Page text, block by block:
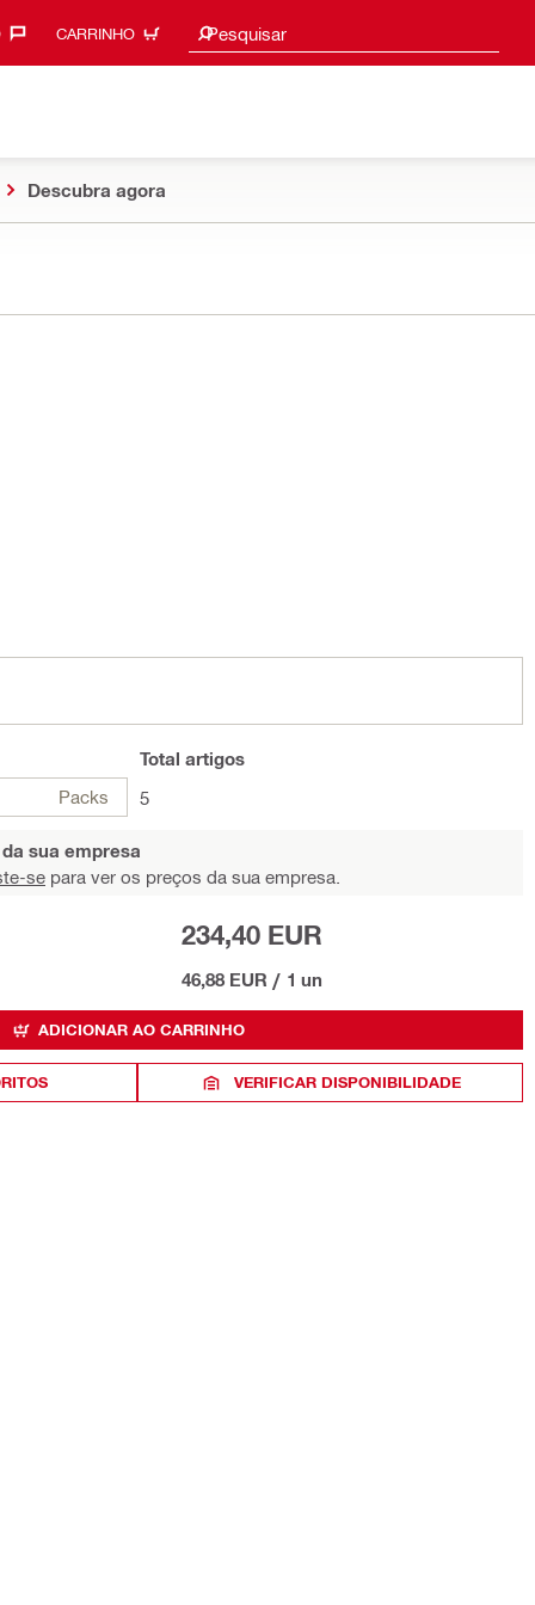
CARRINHO Pesquisar
Procurar sugestões
Descubra agora
Packs
Total artigos
5
sua empresa
se para ver os preços da sua empresa.
234,40 EUR
46,88 EUR / 1 un
ADICIONAR AO CARRINHO
VERIFICAR DISPONIBILIDADE